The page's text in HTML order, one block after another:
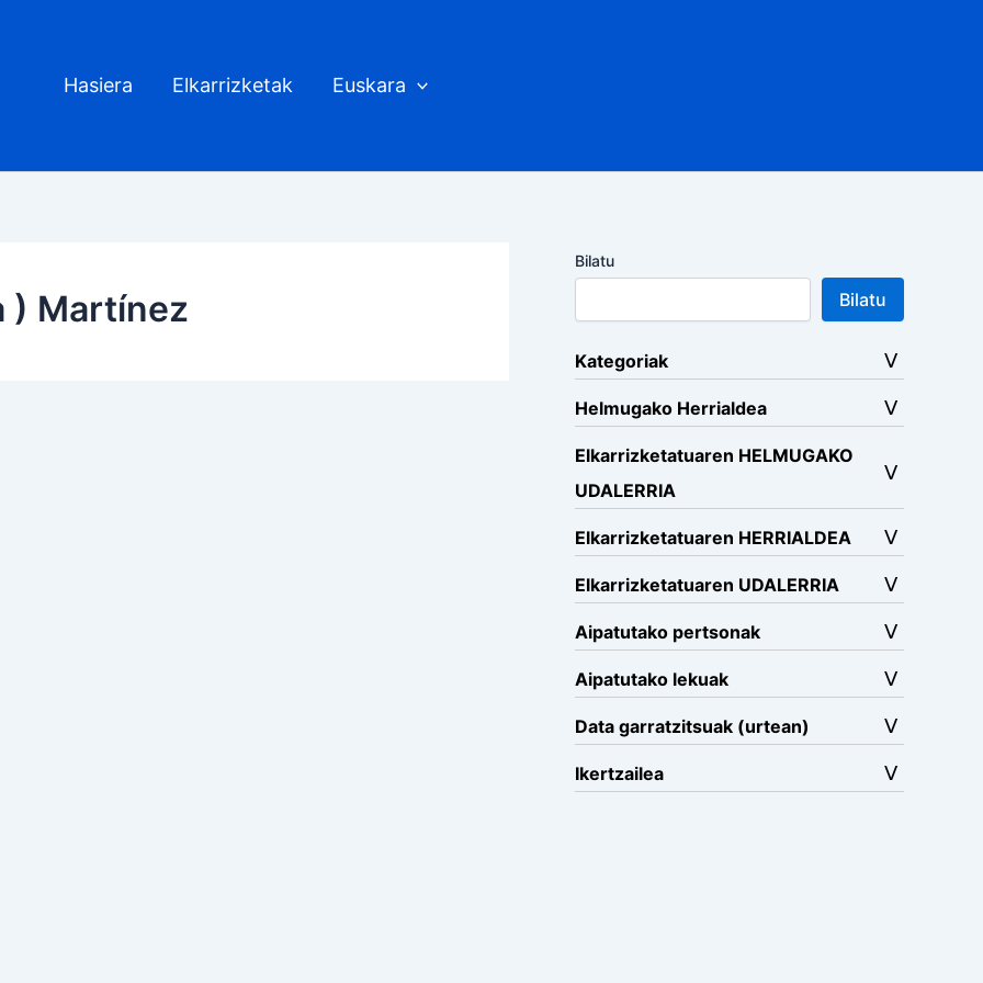
Hasiera Elkarrizketak Euskara
) Martínez
Bilatu
Bilatu
Kategoriak
Helmugako Herrialdea
Elkarrizketatuaren HELMUGAKO
UDALERRIA
Elkarrizketatuaren HERRIALDEA
Elkarrizketatuaren UDALERRIA
Aipatutako pertsonak
Aipatutako lekuak
Data garratzitsuak (urtean)
Ikertzailea